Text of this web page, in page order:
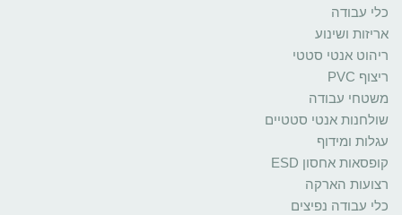
כלי עבודה
אריזות ושינוע
ריהוט אנטי סטטי
ריצוף PVC
משטחי עבודה
שולחנות אנטי סטטיים
עגלות ומידוף
קופסאות אחסון ESD
רצועות הארקה
כלי עבודה נפיצים